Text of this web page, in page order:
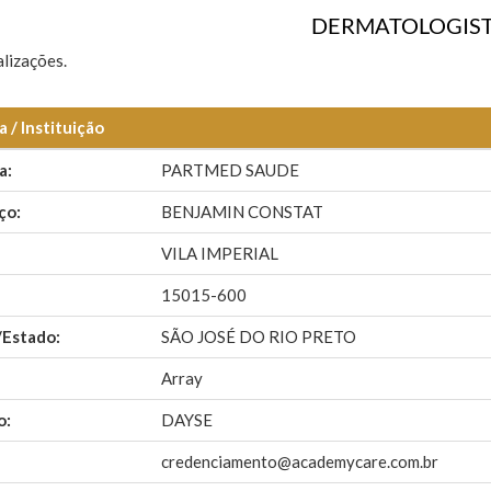
/ Instituição
PARTMED SAUDE
BENJAMIN CONSTAT
VILA IMPERIAL
15015-600
SÃO JOSÉ DO RIO PRETO
Array
DAYSE
credenciamento@academycare.com.br